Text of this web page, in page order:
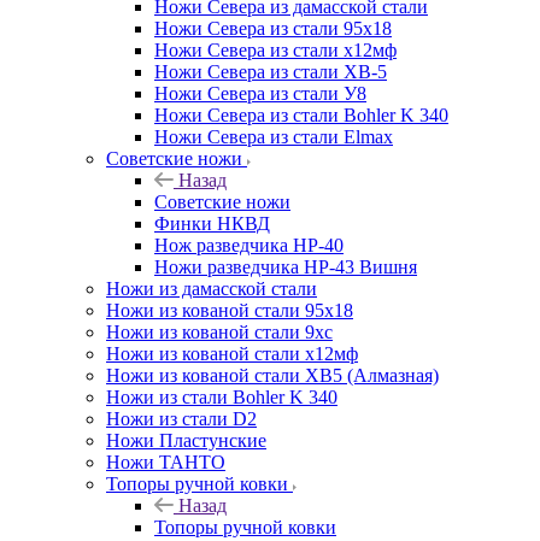
Ножи Севера из дамасской стали
Ножи Севера из стали 95х18
Ножи Севера из стали х12мф
Ножи Севера из стали ХВ-5
Ножи Севера из стали У8
Ножи Севера из стали Bohler K 340
Ножи Севера из стали Elmax
Советские ножи
Назад
Советские ножи
Финки НКВД
Нож разведчика НР-40
Ножи разведчика НР-43 Вишня
Ножи из дамасской стали
Ножи из кованой стали 95х18
Ножи из кованой стали 9хс
Ножи из кованой стали х12мф
Ножи из кованой стали ХВ5 (Алмазная)
Ножи из стали Bohler K 340
Ножи из стали D2
Ножи Пластунские
Ножи ТАНТО
Топоры ручной ковки
Назад
Топоры ручной ковки